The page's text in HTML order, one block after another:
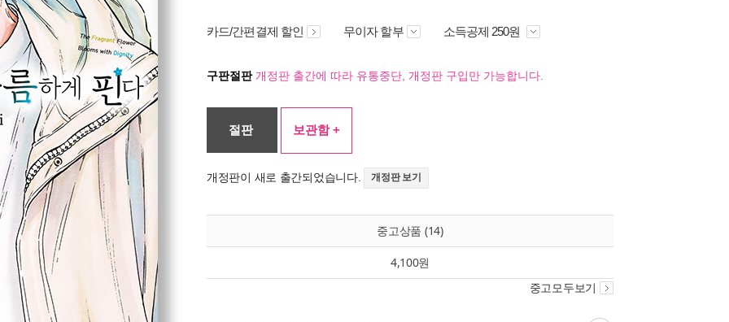
카드/간편결제 할인 무이자 할부 소득공제 250원
구판절판개정판 출간에 따라 유통중단, 개정판 구입만 가능합니다.
절판 보관함 +
개정판이 새로 출간되었습니다. 개정판 보기
중고상품 (14)
4,100원
중고모두보기